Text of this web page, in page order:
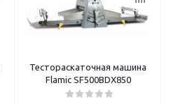
Тестораскаточная машина
Flamic SF500BDX850